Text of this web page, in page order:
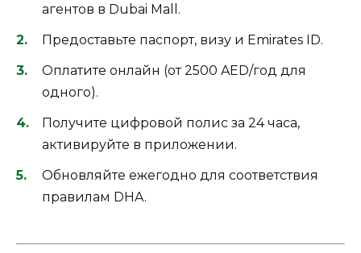
агентов в Dubai Mall.
Предоставьте паспорт, визу и Emirates ID.
Оплатите онлайн (от 2500 AED/год для
одного).
Получите цифровой полис за 24 часа,
активируйте в приложении.
Обновляйте ежегодно для соответствия
правилам DHA.